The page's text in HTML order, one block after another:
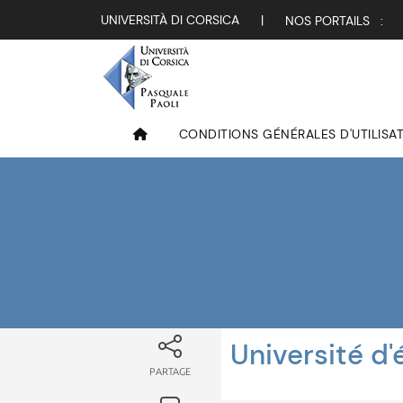
UNIVERSITÀ DI CORSICA | NOS PORTAILS :
CONDITIONS GÉNÉRALES
PARTAGE Université